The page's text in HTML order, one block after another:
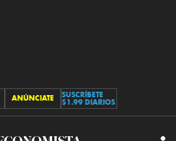
ANÚNCIATE
SUSCRÍBETE
$1.99 DIARIOS